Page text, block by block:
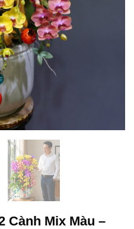
Cành Mix Màu –